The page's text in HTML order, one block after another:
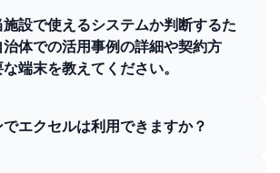
設で使えるシステムか判断するた
体での活用事例の詳細や契約方
端末を教えてください。
エクセルは利用できますか？